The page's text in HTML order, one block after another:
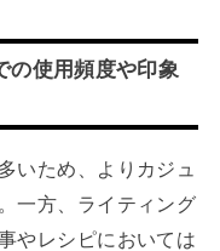
の使用頻度や印象
いため、よりカジュ
一方、ライティング
やレシピにおいては